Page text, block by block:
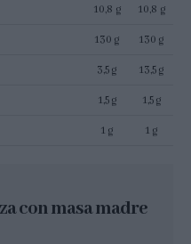
10,8 g 10,8 g
130 g 130 g
3,5 g 13,5 g
1,5 g 1,5 g
1 g 1 g
con masa madre